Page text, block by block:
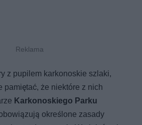
z pupilem karkonoskie szlaki,
pamiętać, że niektóre z nich
Karkonoskiego Parku
określone zasady